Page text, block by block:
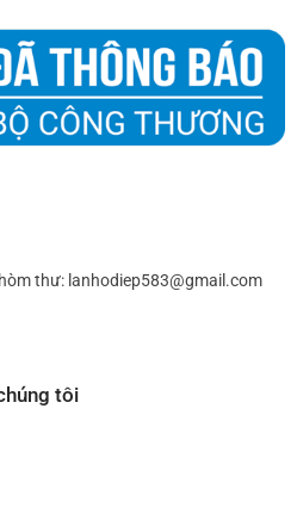
thư: lanhodiep583@gmail.com
tôi